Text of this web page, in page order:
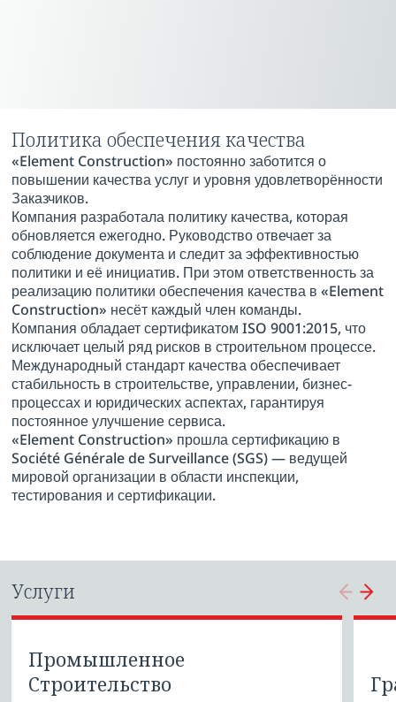
Политика обеспечения качества
«Element Construction» постоянно заботится о
повышении качества услуг и уровня удовлетворённости
Заказчиков.
Компания разработала политику качества, которая
обновляется ежегодно. Руководство отвечает за
соблюдение документа и следит за эффективностью
политики и её инициатив. При этом ответственность за
реализацию политики обеспечения качества в «Element
Construction» несёт каждый член команды.
Компания обладает сертификатом ISO 9001:2015, что
исключает целый ряд рисков в строительном процессе.
Международный стандарт качества обеспечивает
стабильность в строительстве, управлении, бизнес-
процессах и юридических аспектах, гарантируя
постоянное улучшение сервиса.
«Element Construction» прошла сертификацию в
Société Générale de Surveillance (SGS) — ведущей
мировой организации в области инспекции,
тестирования и сертификации.
Услуги
Промышленное
Строительство